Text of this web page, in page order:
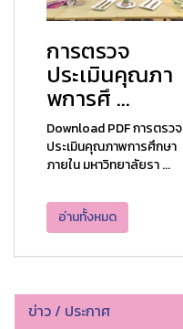
การตรวจ
ประเมินคุณภา
พการศึ ...
Download PDF การตรวจ
ประเมินคุณภาพการศึกษา
ภายใน มหาวิทยาลัยรา ...
อ่านทั้งหมด
ข่าว / ประกาศ